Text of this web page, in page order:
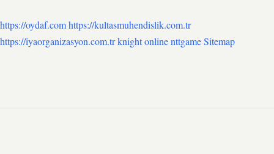
https://oydaf.comhttps://kultasmuhendislik.com.tr
https://iyaorganizasyon.com.trknight onlinenttgameSitemap